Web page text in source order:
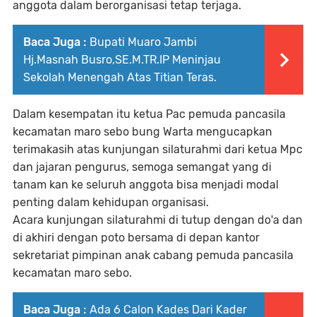
anggota dalam berorganisasi tetap terjaga.
Baca Juga : Bupati Muaro Jambi
Hj.Masnah Busro,SE.M.TR.IP Meninjau
Sekolah Menengah Atas Titian Teras.
Dalam kesempatan itu ketua Pac pemuda pancasila
kecamatan maro sebo bung Warta mengucapkan
terimakasih atas kunjungan silaturahmi dari ketua Mpc
dan jajaran pengurus, semoga semangat yang di
tanam kan ke seluruh anggota bisa menjadi modal
penting dalam kehidupan organisasi.
Acara kunjungan silaturahmi di tutup dengan do'a dan
di akhiri dengan poto bersama di depan kantor
sekretariat pimpinan anak cabang pemuda pancasila
kecamatan maro sebo.
Baca Juga : Ada 6 Calon Kades Dari Kader